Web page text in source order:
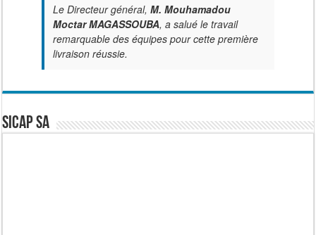
Le Directeur général, M. Mouhamadou
Moctar MAGASSOUBA, a salué le travail
remarquable des équipes pour cette première
livraison réussie.
SICAP SA